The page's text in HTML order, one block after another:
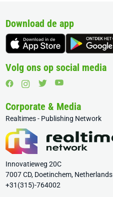
Download de app
Volg ons op social media
Corporate & Media
Realtimes - Publishing Network
Innovatieweg 20C
7007 CD, Doetinchem, Netherlands
+31(315)-764002